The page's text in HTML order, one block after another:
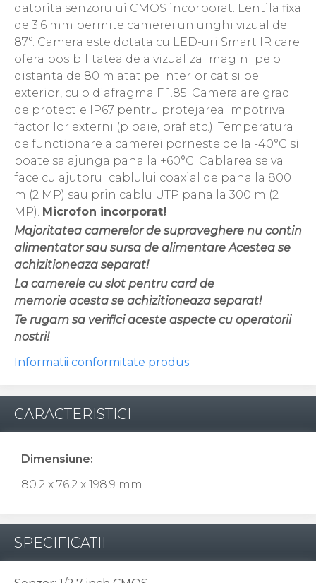
datorita senzorului CMOS incorporat. Lentila fixa
de 3.6 mm permite camerei un unghi vizual de
87°. Camera este dotata cu LED-uri Smart IR care
ofera posibilitatea de a vizualiza imagini pe o
distanta de 80 m atat pe interior cat si pe
exterior, cu o diafragma F 1.85. Camera are grad
de protectie IP67 pentru protejarea impotriva
factorilor externi (ploaie, praf etc.). Temperatura
de functionare a camerei porneste de la -40°C si
poate sa ajunga pana la +60°C. Cablarea se va
face cu ajutorul cablului coaxial de pana la 800
m (2 MP) sau prin cablu UTP pana la 300 m (2
MP). Microfon incorporat!
Majoritatea camerelor de supraveghere nu contin
alimentator sau sursa de alimentare Acestea se
achizitioneaza separat!
La camerele cu slot pentru card de
memorie acesta se achizitioneaza separat!
Te rugam sa verifici aceste aspecte cu operatorii
nostri!
Informatii conformitate produs
CARACTERISTICI
Dimensiune:
80.2 x 76.2 x 198.9 mm
SPECIFICATII